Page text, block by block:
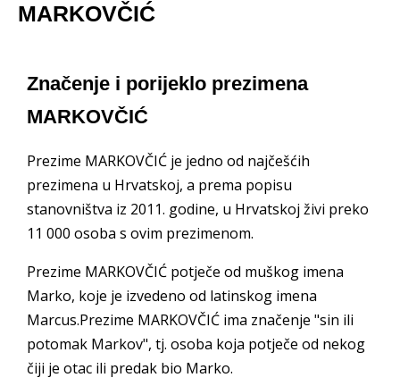
MARKOVČIĆ
Značenje i porijeklo prezimena
MARKOVČIĆ
Prezime MARKOVČIĆ je jedno od najčešćih
prezimena u Hrvatskoj, a prema popisu
stanovništva iz 2011. godine, u Hrvatskoj živi preko
11 000 osoba s ovim prezimenom.
Prezime MARKOVČIĆ potječe od muškog imena
Marko, koje je izvedeno od latinskog imena
Marcus.Prezime MARKOVČIĆ ima značenje "sin ili
potomak Markov", tj. osoba koja potječe od nekog
čiji je otac ili predak bio Marko.